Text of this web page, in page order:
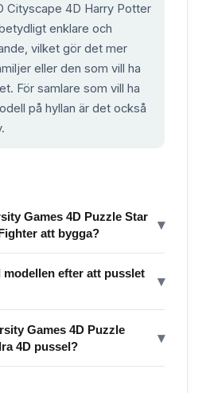
Cityscape 4D Harry Potter
enklare och
vilket gör det mer
eller den som vill ha
För samlare som vill ha
på hyllan är det också
Games 4D Puzzle Star
att bygga?
▾
modellen efter att pusslet
▾
Games 4D Puzzle
4D pussel?
▾